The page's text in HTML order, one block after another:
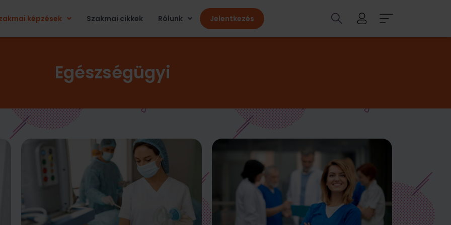
képzések Szakmai cikkek Rólunk Jelentkezés
Egészségügyi